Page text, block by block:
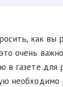
как вы
очень
в газете для
необходимо